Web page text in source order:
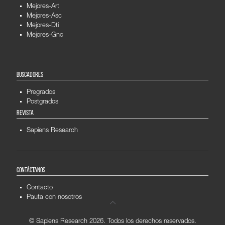
Mejores-Art
Mejores-Asc
Mejores-Dti
Mejores-Gnc
BUSCADORES
Pregrados
Postgrados
REVISTA
Sapiens Research
CONTÁCTANOS
Contacto
Pauta con nosotros
© Sapiens Research 2026. Todos los derechos reservados.